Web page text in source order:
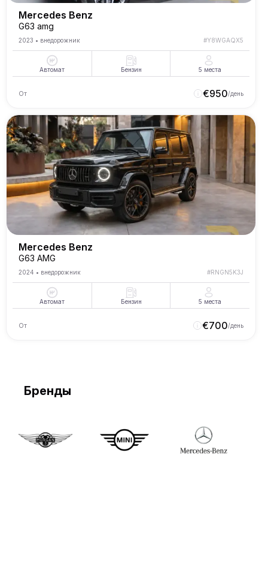
Mercedes Benz
G63 amg
2023 • внедорожник #Y8WGAQX5
Автомат Бензин 5 места
От €950/день
Mercedes Benz
G63 AMG
2024 • внедорожник #RNGN5K3J
Автомат Бензин 5 места
От €700/день
Бренды